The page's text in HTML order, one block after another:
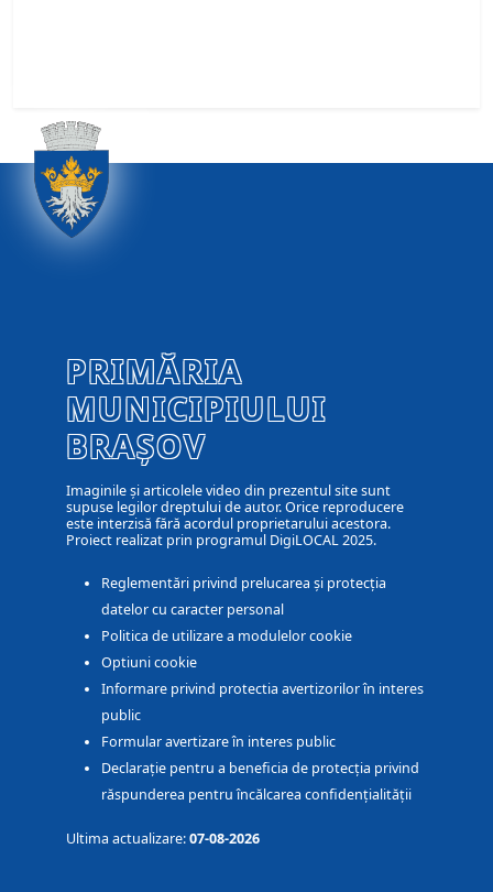
PRIMĂRIA
MUNICIPIULUI
BRAȘOV
Imaginile și articolele video din prezentul site sunt
supuse legilor dreptului de autor. Orice reproducere
este interzisă fără acordul proprietarului acestora.
Proiect realizat prin programul DigiLOCAL 2025.
Reglementări privind prelucarea și protecția
datelor cu caracter personal
Politica de utilizare a modulelor cookie
Optiuni cookie
Informare privind protectia avertizorilor în interes
public
Formular avertizare în interes public
Declarație pentru a beneficia de protecția privind
răspunderea pentru încălcarea confidențialității
Ultima actualizare:07-08-2026